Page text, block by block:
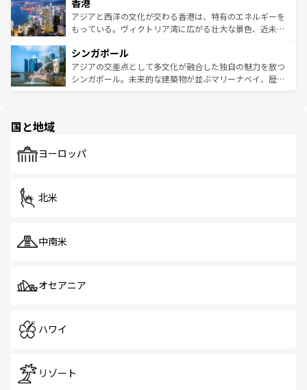
とつ。フォーやバインミー、ベトナムコーヒーなどは、ぜ
ひ現地で味わいたい。どの地域を訪れてもあたたかい人々
が旅行者を迎えてくれるので、きっと忘れられない旅にな
参照してほしい。
の活気が交差している。北部ではチェンマイなどの山岳地
帯で自然と触れ合い、南部ではプーケットやクラビの美し
いビーチでリゾート気分を楽しむことができる。タイ料理
激する。気候は一年中温暖で、どの季節にも異なる楽しみ
が待っている。親しみやすいタイの人々、仏教を中心とし
た文化、そして多様な観光資源が、訪れる旅人を魅了し続
香港
アジアと西洋の文化が交わる香港は、特有のエネルギーを
もっている。ヴィクトリア湾に広がる壮大な景色、近未来
み、どこを訪れても感動するはず。観光スポットが密集し
ており、効率よく見どころを回れるのも魅力。息をのむよ
うな絶景から文化的な体験まで、香港を存分に楽しみ尽く
シンガポール
アジアの交差点として多文化が融合した独自の魅力を放つ
シンガポール。未来的な建築物が並ぶマリーナベイ、歴史
で、ホーカーズは地元の風情を楽しめる外せないスポット
国と地域
ヨーロッパ
北米
中南米
オセアニア
ハワイ
リゾート